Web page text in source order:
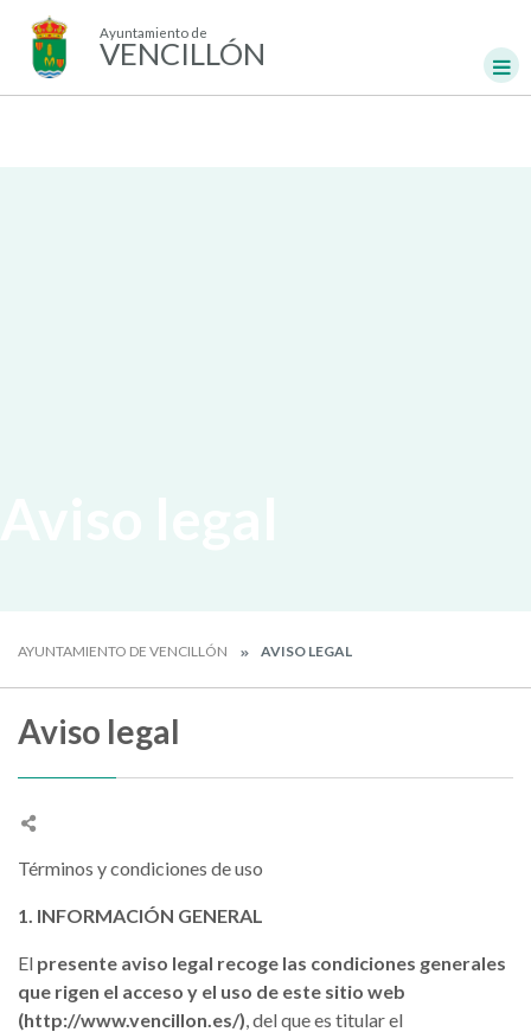
Ayuntamiento de
VENCILLÓN
AYUNTAMIENTO DE VENCILLÓN AVISO LEGAL
Aviso legal
Términos y condiciones de uso
1. INFORMACIÓN GENERAL
El presente aviso legal recoge las condiciones generales
que rigen el acceso y el uso de este sitio web
(http://www.vencillon.es/), del que es titular el